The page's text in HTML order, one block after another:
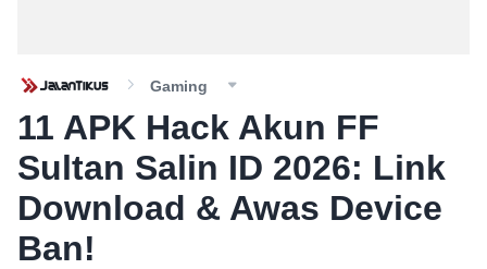
Gaming
11 APK Hack Akun FF
Sultan Salin ID 2026: Link
Download & Awas Device
Ban!